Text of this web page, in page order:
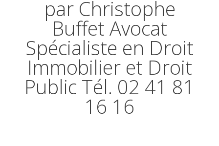
par Christophe
Buffet Avocat
Spécialiste en Droit
Immobilier et Droit
Public Tél. 02 41 81
16 16